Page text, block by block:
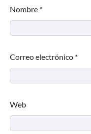
Nombre *
Correo electrónico *
Web